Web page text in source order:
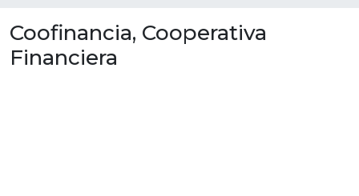
Coofinancia, Cooperativa
Financiera